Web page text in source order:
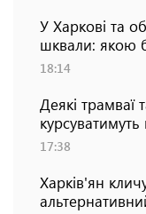
У Харкові та
шквали: якою
18:14
Деякі трамваї
17:38
Харків'ян